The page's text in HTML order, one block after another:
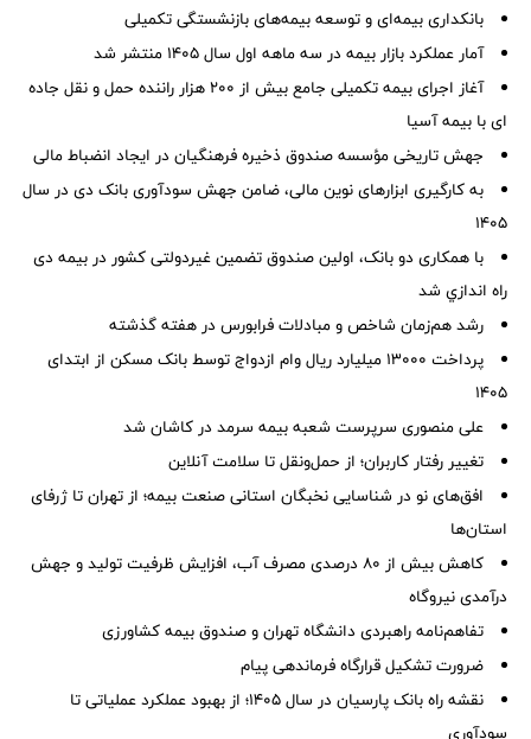
بانکداری بیمه‌ای و توسعه بیمه‌های بازنشستگی تکمیلی
آمار عملكرد بازار بیمه در سه ماهه اول سال 1405 منتشر شد
آغاز اجرای بیمه تکمیلی جامع بیش از ۲۰۰ هزار راننده حمل و نقل جاده
ای با بیمه آسیا
جهش تاریخی مؤسسه صندوق ذخیره فرهنگیان در ایجاد انضباط مالی
به کارگیری ابزارهای نوین مالی، ضامن جهش سودآوری بانک دی در سال
۱۴۰۵
با همکاری دو بانک، اولین صندوق تضمین غیردولتی کشور در بیمه دی
راه اندازي شد
رشد هم‌زمان شاخص و مبادلات فرابورس در هفته گذشته
پرداخت ۱۳۰۰۰ میلیارد ریال وام ازدواج توسط بانک مسکن از ابتدای
۱۴۰۵
علی منصوری سرپرست شعبه بیمه سرمد در کاشان شد
تغییر رفتار کاربران؛ از حمل‌ونقل تا سلامت آنلاین
افق‌های نو در شناسایی نخبگان استانی صنعت بیمه؛ از تهران تا ژرفای
استان‌ها
کاهش بیش از ۸۰ درصدی مصرف آب، افزایش ظرفیت تولید و جهش
درآمدی نیروگاه
تفاهم‌نامه راهبردی دانشگاه تهران و صندوق بیمه كشاورزی
ضرورت تشكیل قرارگاه فرماندهی پیام
نقشه راه بانک پارسیان در سال ۱۴۰۵؛ از بهبود عملکرد عملیاتی تا
سودآوری